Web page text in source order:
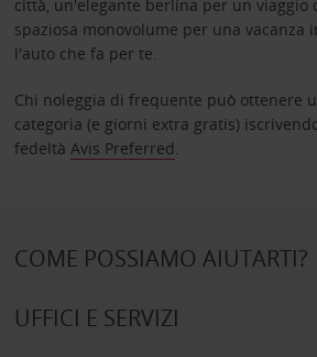
città, un'elegante berlina per un viaggio
spaziosa monovolume per una vacanza
l'auto che fa per te.
Chi noleggia di frequente può ottenere
categoria (e giorni extra gratis)
fedeltà Avis Preferred.
COME POSSIAMO AIUTARTI?
UFFICI E SERVIZI